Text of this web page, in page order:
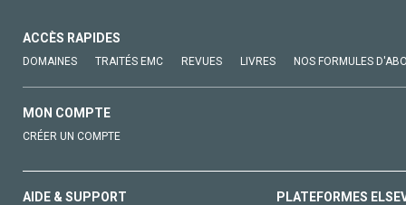
ACCÈS RAPIDES
DOMAINES TRAITÉS EMC REVUES LIVRES NOS FORMULES
MON COMPTE
CRÉER UN COMPTE
AIDE & SUPPORT PLATEFORMES